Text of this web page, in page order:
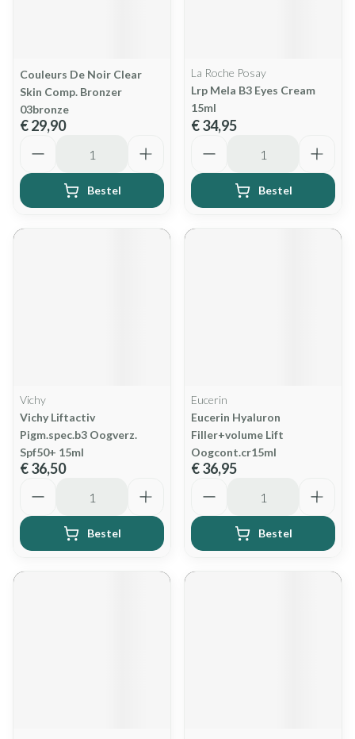
Couleurs De Noir Clear
Skin Comp. Bronzer
03bronze
€ 29,90
Bestel
La Roche Posay
Lrp Mela B3 Eyes Cream
15ml
€ 34,95
Bestel
Vichy
Vichy Liftactiv
Pigm.spec.b3 Oogverz.
Spf50+ 15ml
€ 36,50
Bestel
Eucerin
Eucerin Hyaluron
Filler+volume Lift
Oogcont.cr15ml
€ 36,95
Bestel